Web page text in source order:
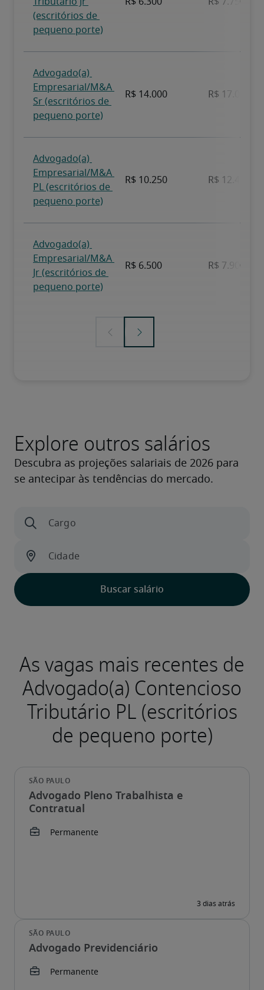
Explore outros salários
Advogado Pleno Trabalhista e
Contratual
Advogado Previdenciário